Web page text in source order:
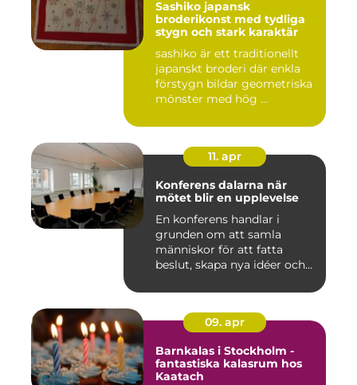
Sashiko japansk
broderikonst med tydliga
stygn och stark karaktär
sashiko är ett traditionellt
japanskt broderi där enkla
förstygn bildar geometriska
mönster med hög ...
11. apr
Konferens dalarna när
mötet blir en upplevelse
En konferens handlar i
grunden om att samla
människor för att fatta
beslut, skapa nya idéer och
09. apr
Barnkalas i Stockholm -
fantastiska kalasrum hos
Kaatach